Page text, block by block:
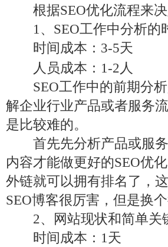
根据SEO优化流程来决
1、SEO工作中分析的
时间成本：3-5天
人员成本：1-2人
SEO工作中的前期分析
解企业行业产品或者服务
是比较难的。
首先先分析产品或服务
内容才能做更好的SEO优
外链就可以拥有排名了，
SEO博客很厉害，但是换
2、网站现状和简单关
时间成本：1天